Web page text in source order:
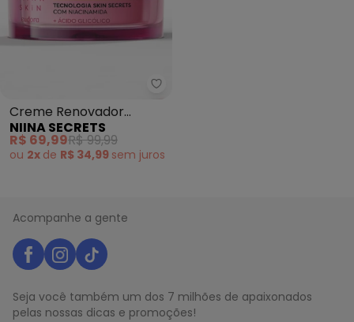
Niina Secrets - Creme
Creme Renovador
Overnight Skin
NIINA SECRETS
R$ 69,99R$ 99,99
ou 2x de R$ 34,99 sem juros
Acompanhe a gente
Seja você também um dos 7 milhões de apaixonados
pelas nossas dicas e promoções!